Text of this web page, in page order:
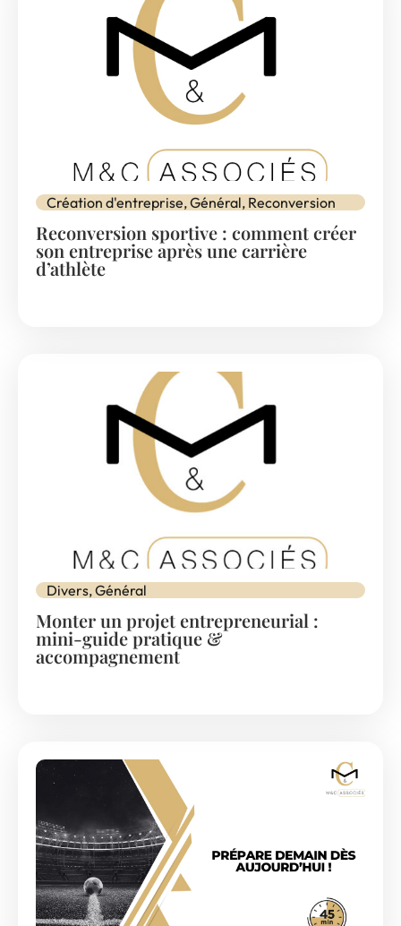
Création d'entreprise,Général, Reconversion
Reconversion sportive : comment créer
son entreprise après une carrière
d’athlète
Divers,Général
Monter un projet entrepreneurial :
mini-guide pratique &
accompagnement